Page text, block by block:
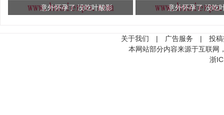
意外怀孕了 没吃叶酸影 意外怀孕了 没吃
关于我们 | 广告服务 |
投
本网站部分内容来源于互联网
浙